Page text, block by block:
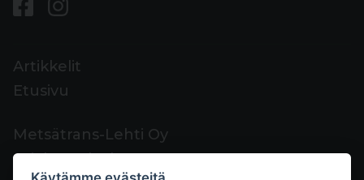
Artikkelit
Etusivu
Metsätrans-Lehti Oy
Asiakaspalvelu